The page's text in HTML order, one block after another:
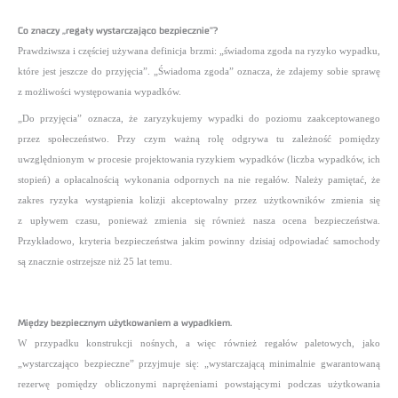
Co znaczy „regały wystarczająco bezpiecznie”?
Prawdziwsza i częściej używana definicja brzmi: „świadoma zgoda na ryzyko wypadku,
które jest jeszcze do przyjęcia”. „Świadoma zgoda” oznacza, że zdajemy sobie sprawę
z możliwości występowania wypadków.
„Do przyjęcia” oznacza, że zaryzykujemy wypadki do poziomu zaakceptowanego
przez społeczeństwo. Przy czym ważną rolę odgrywa tu zależność pomiędzy
uwzględnionym w procesie projektowania ryzykiem wypadków (liczba wypadków, ich
stopień) a opłacalnością wykonania odpornych na nie regałów. Należy pamiętać, że
zakres ryzyka wystąpienia kolizji akceptowalny przez użytkowników zmienia się
z upływem czasu, ponieważ zmienia się również nasza ocena bezpieczeństwa.
Przykładowo, kryteria bezpieczeństwa jakim powinny dzisiaj odpowiadać samochody
są znacznie ostrzejsze niż 25 lat temu.
Między bezpiecznym użytkowaniem a wypadkiem.
W przypadku konstrukcji nośnych, a więc również regałów paletowych, jako
„wystarczająco bezpieczne” przyjmuje się: „wystarczającą minimalnie gwarantowaną
rezerwę pomiędzy obliczonymi naprężeniami powstającymi podczas użytkowania